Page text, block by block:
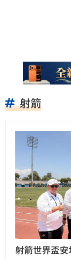
射箭
射箭世界盃